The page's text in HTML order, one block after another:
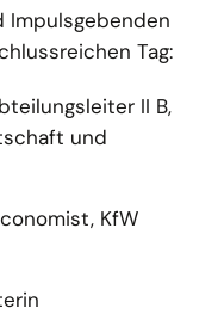
Impulsgebenden
Tag:
II B,
und
KfW